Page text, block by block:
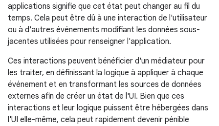
applications signifie que cet état peut changer au fil du
temps. Cela peut être dû à une interaction de l'utilisateur
ou à d'autres événements modifiant les données sous-
jacentes utilisées pour renseigner l'application.
Ces interactions peuvent bénéficier d'un médiateur pour
les traiter, en définissant la logique à appliquer à chaque
événement et en transformant les sources de données
externes afin de créer un état de l'UI. Bien que ces
interactions et leur logique puissent être hébergées dans
l'UI elle-même, cela peut rapidement devenir pénible